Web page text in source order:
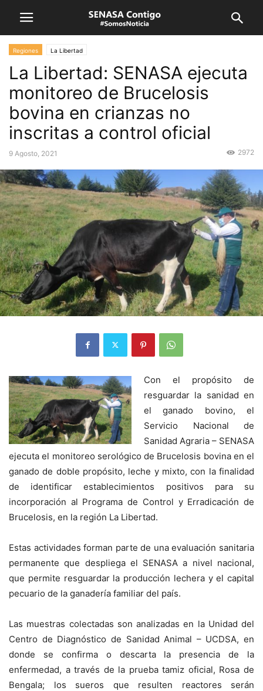
Regiones La Libertad
La Libertad: SENASA ejecuta
monitoreo de Brucelosis
bovina en crianzas no
inscritas a control oficial
9 Agosto, 2021 2972
Con el propósito de
resguardar la sanidad en
el ganado bovino, el
Servicio Nacional de
Sanidad Agraria – SENASA
ejecuta el monitoreo serológico de Brucelosis bovina en el
ganado de doble propósito, leche y mixto, con la finalidad
de identificar establecimientos positivos para su
incorporación al Programa de Control y Erradicación de
Brucelosis, en la región La Libertad.
Estas actividades forman parte de una evaluación sanitaria
permanente que despliega el SENASA a nivel nacional,
que permite resguardar la producción lechera y el capital
pecuario de la ganadería familiar del país.
Las muestras colectadas son analizadas en la Unidad del
Centro de Diagnóstico de Sanidad Animal – UCDSA, en
donde se confirma o descarta la presencia de la
enfermedad, a través de la prueba tamiz oficial, Rosa de
Bengala; los sueros que resulten reactores serán